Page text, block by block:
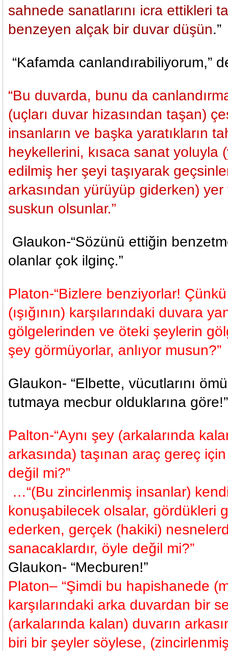
sahnede sanatlarını icra ettikleri
benzeyen alçak bir duvar düşün.”
“Kafamda canlandırabiliyorum,”
“Bu duvarda, bunu da
(uçları duvar hizasından taşan)
insanların ve başka yaratıkların
heykellerini, kısaca sanat yoluyla
edilmiş her şeyi taşıyarak
arkasından yürüyüp giderken)
suskun olsunlar.”
Glaukon-“Sözünü ettiğin
olanlar çok ilginç.”
Platon-“Bizlere benziyorlar!
(ışığının) karşılarındaki duvara
gölgelerinden ve öteki şeylerin
şey görmüyorlar, anlıyor musun?”
Glaukon- “Elbette, vücutlarını
tutmaya mecbur olduklarına
Palton-“Aynı şey (arkalarında
arkasında) taşınan araç gereç
değil mi?”
…“(Bu zincirlenmiş insanlar)
konuşabilecek olsalar, gördükleri
ederken, gerçek (hakiki)
sanacaklardır, öyle değil mi?”
Glaukon- “Mecburen!”
Platon– “Şimdi bu hapishanede
karşılarındaki arka duvardan bir
(arkalarında kalan) duvarın
biri bir şeyler söylese,